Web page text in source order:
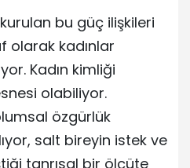
bu güç ilişkileri
olarak kadınlar
Kadın kimliği
olabiliyor.
özgürlük
salt bireyin istek ve
tanrısal bir ölçüte